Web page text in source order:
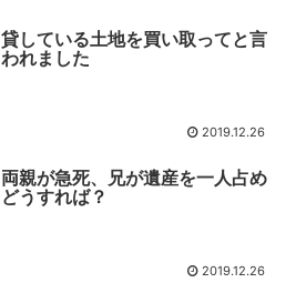
貸している土地を買い取ってと言
われました
2019.12.26
両親が急死、兄が遺産を一人占め
どうすれば？
2019.12.26